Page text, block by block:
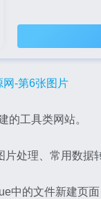
的工具类网站。
片处理、常用数据
中的文件新建页